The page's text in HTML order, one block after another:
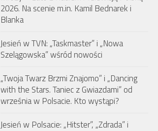
2026. Na scenie m.in. Kamil Bednarek i
Blanka
Jesień w TVN: „Taskmaster” i „Nowa
Szelągowska” wśród nowości
„Twoja Twarz Brzmi Znajomo” i „Dancing
with the Stars. Taniec z Gwiazdami” od
września w Polsacie. Kto wystąpi?
Jesień w Polsacie: „Hitster”, „Zdrada” i